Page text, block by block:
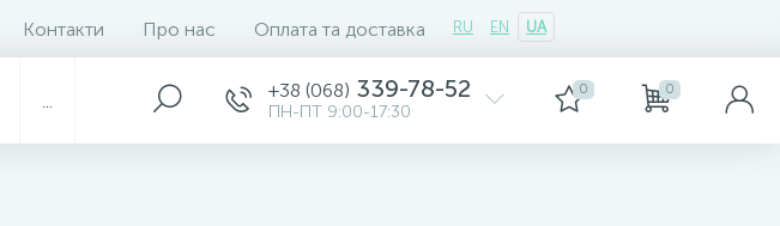
Контакти Про нас Оплата та доставка RU EN UA
+38 (068) 339-78-52
ПН-ПТ 9:00-17:30
0 0